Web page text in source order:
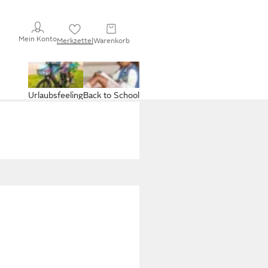
Mein KontoMerkzettelWarenkorb
Back to School
Urlaubsfeeling